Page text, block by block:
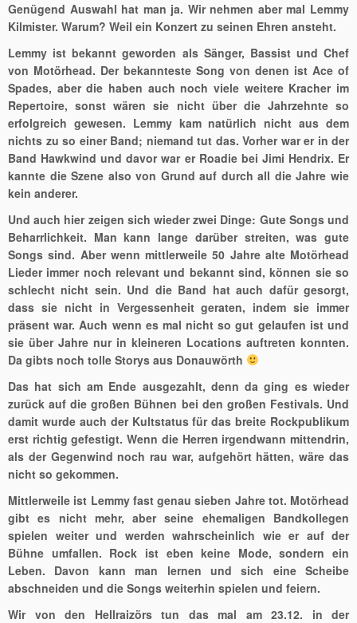
Genügend Auswahl hat man ja. Wir nehmen aber mal Lemmy
Kilmister. Warum? Weil ein Konzert zu seinen Ehren ansteht.
Lemmy ist bekannt geworden als Sänger, Bassist und Chef
von Motörhead. Der bekannteste Song von denen ist Ace of
Spades, aber die haben auch noch viele weitere Kracher im
Repertoire, sonst wären sie nicht über die Jahrzehnte so
erfolgreich gewesen. Lemmy kam natürlich nicht aus dem
nichts zu so einer Band; niemand tut das. Vorher war er in der
Band Hawkwind und davor war er Roadie bei Jimi Hendrix. Er
kannte die Szene also von Grund auf durch all die Jahre wie
kein anderer.
Und auch hier zeigen sich wieder zwei Dinge: Gute Songs und
Beharrlichkeit. Man kann lange darüber streiten, was gute
Songs sind. Aber wenn mittlerweile 50 Jahre alte Motörhead
Lieder immer noch relevant und bekannt sind, können sie so
schlecht nicht sein. Und die Band hat auch dafür gesorgt,
dass sie nicht in Vergessenheit geraten, indem sie immer
präsent war. Auch wenn es mal nicht so gut gelaufen ist und
sie über Jahre nur in kleineren Locations auftreten konnten.
Da gibts noch tolle Storys aus Donauwörth
Das hat sich am Ende ausgezahlt, denn da ging es wieder
zurück auf die großen Bühnen bei den großen Festivals. Und
damit wurde auch der Kultstatus für das breite Rockpublikum
erst richtig gefestigt. Wenn die Herren irgendwann mittendrin,
als der Gegenwind noch rau war, aufgehört hätten, wäre das
nicht so gekommen.
Mittlerweile ist Lemmy fast genau sieben Jahre tot. Motörhead
gibt es nicht mehr, aber seine ehemaligen Bandkollegen
spielen weiter und werden wahrscheinlich wie er auf der
Bühne umfallen. Rock ist eben keine Mode, sondern ein
Leben. Davon kann man lernen und sich eine Scheibe
abschneiden und die Songs weiterhin spielen und feiern.
Wir von den Hellraizörs tun das mal am 23.12. in der